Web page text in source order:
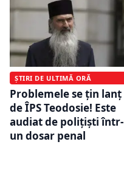
ȘTIRI DE ULTIMĂ ORĂ
Problemele se țin lanț
de ÎPS Teodosie! Este
audiat de polițiști într-
un dosar penal